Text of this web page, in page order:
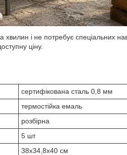
хвилин і не потребує спеціальних
ціну.
сертифікована сталь 0,8 мм
термостійка емаль
розбірна
5 шт
38х34,8х40 см